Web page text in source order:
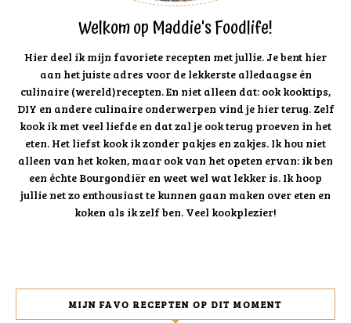
Welkom op Maddie's Foodlife!
Hier deel ik mijn favoriete recepten met jullie. Je bent hier
aan het juiste adres voor de lekkerste alledaagse én
culinaire (wereld)recepten. En niet alleen dat: ook kooktips,
DIY en andere culinaire onderwerpen vind je hier terug. Zelf
kook ik met veel liefde en dat zal je ook terug proeven in het
eten. Het liefst kook ik zonder pakjes en zakjes. Ik hou niet
alleen van het koken, maar ook van het opeten ervan: ik ben
een échte Bourgondiër en weet wel wat lekker is. Ik hoop
jullie net zo enthousiast te kunnen gaan maken over eten en
koken als ik zelf ben. Veel kookplezier!
MIJN FAVO RECEPTEN OP DIT MOMENT